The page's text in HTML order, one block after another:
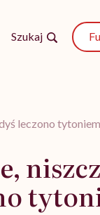
Szukaj
leczono tytoniem